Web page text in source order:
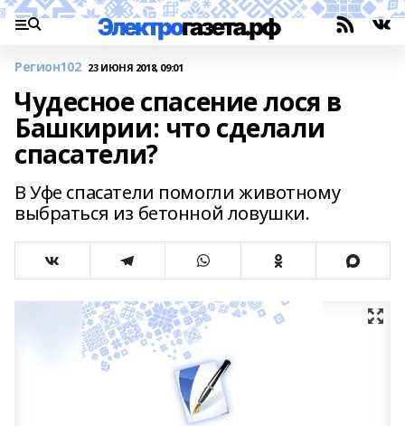
Регион102 23 ИЮНЯ 2018, 09:01
Чудесное спасение лося в
Башкирии: что сделали
спасатели?
В Уфе спасатели помогли животному
выбраться из бетонной ловушки.